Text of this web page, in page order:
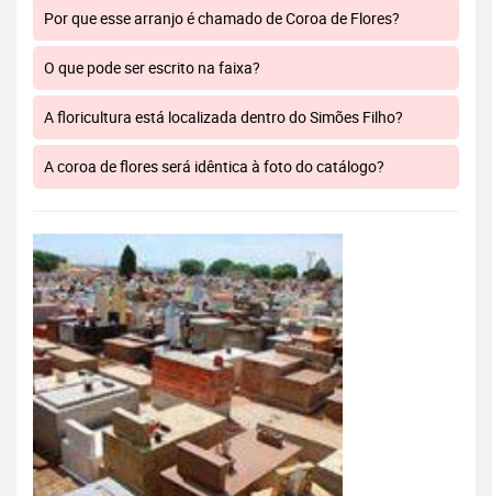
Por que esse arranjo é chamado de Coroa de Flores?
O que pode ser escrito na faixa?
A floricultura está localizada dentro do Simões Filho?
A coroa de flores será idêntica à foto do catálogo?